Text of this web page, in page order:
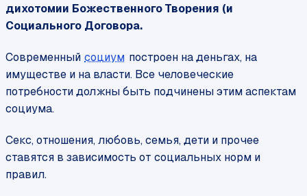
дихотомии Божественного Творения (и
Социального Договора.
Современный социум построен на деньгах, на
имуществе и на власти. Все человеческие
потребности должны быть подчинены этим аспектам
социума.
Секс, отношения, любовь, семья, дети и прочее
ставятся в зависимость от социальных норм и
правил.